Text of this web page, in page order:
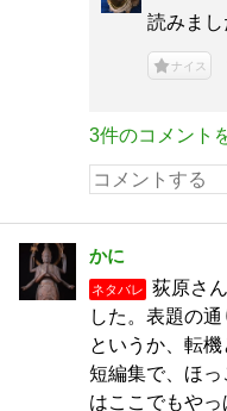
読みま
ナイス
3件のコメント
かに
ネタバレ
荻原さ
した。表題の
というか、転
短編集で、ほ
はここでもや